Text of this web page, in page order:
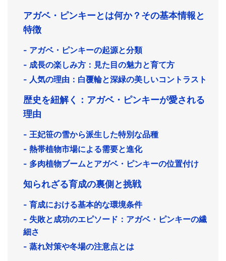
アガベ・ピンキーとは何か？その基本情報と
特徴
- アガベ・ピンキーの起源と分類
- 成長の楽しみ方：見た目の魅力と育て方
- 人気の理由：白覆輪と深緑の美しいコントラスト
歴史を紐解く：アガベ・ピンキーが愛される
理由
- 王妃笹の雪から派生した特別な品種
- 熱帯植物市場による需要と進化
- 多肉植物ブームとアガベ・ピンキーの位置付け
知られざる育成の裏側と挑戦
- 育成における基本的な環境条件
- 失敗と成功のエピソード：アガベ・ピンキーの繊
細さ
- 蒸れ対策や冬場の注意点とは